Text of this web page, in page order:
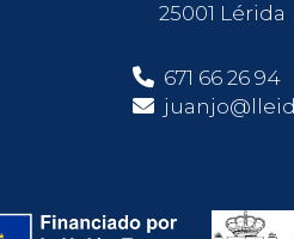
25001 Lérida
671 66 26 94